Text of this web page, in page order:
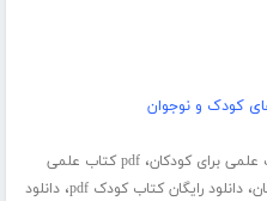
کودک و نوجوان
علمی برای کودکان،
pdf کتاب علمی
،دانلود رایگان کتاب کودک pdf ،دانلود